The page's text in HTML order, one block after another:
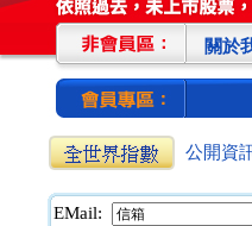
關於
公開資
EMail: